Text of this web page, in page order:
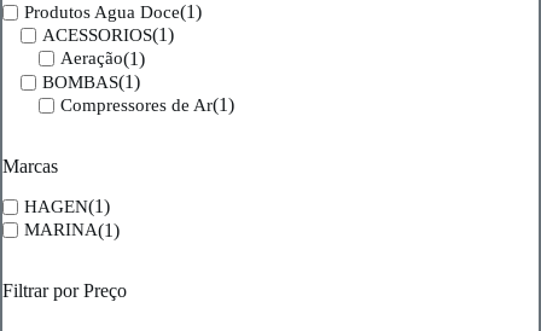
product
page
Produtos Agua Doce(1)
ACESSORIOS(1)
Aeração(1)
BOMBAS(1)
Compressores de Ar(1)
Marcas
HAGEN(1)
MARINA(1)
Filtrar por Preço